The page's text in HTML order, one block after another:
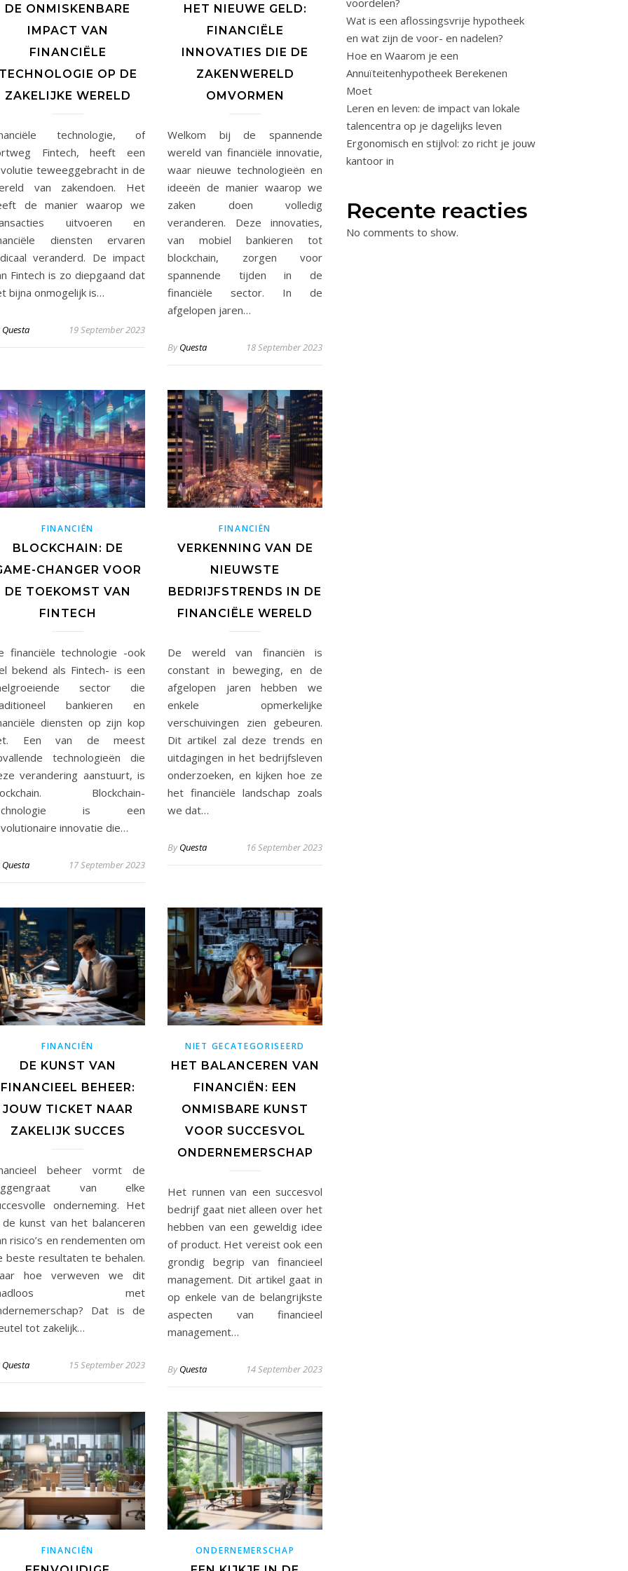
DE ONMISKENBARE
IMPACT VAN
FINANCIËLE
OP DE
ZAKELIJKE WERELD
technologie, of
Fintech, heeft een
teweeggebracht in de
van zakendoen. Het
de manier waarop we
uitvoeren en
diensten ervaren
veranderd. De impact
Fintech is zo diepgaand dat
bijna onmogelijk is…
Questa 19 September 2023
HET NIEUWE GELD:
FINANCIËLE
INNOVATIES DIE DE
ZAKENWERELD
OMVORMEN
Welkom bij de spannende
wereld van financiële innovatie,
waar nieuwe technologieën en
ideeën de manier waarop we
zaken doen volledig
veranderen. Deze innovaties,
van mobiel bankieren tot
blockchain, zorgen voor
spannende tijden in de
financiële sector. In de
afgelopen jaren…
ByQuesta 18 September 2023
FINANCIËN
BLOCKCHAIN: DE
CHANGER VOOR
DE TOEKOMST VAN
FINTECH
financiële technologie -ook
bekend als Fintech- is een
sector die
bankieren en
diensten op zijn kop
Een van de meest
technologieën die
verandering aanstuurt, is
Blockchain-
is een
innovatie die…
Questa 17 September 2023
FINANCIËN
VERKENNING VAN DE
NIEUWSTE
BEDRIJFSTRENDS IN DE
FINANCIËLE WERELD
De wereld van financiën is
constant in beweging, en de
afgelopen jaren hebben we
enkele opmerkelijke
verschuivingen zien gebeuren.
Dit artikel zal deze trends en
uitdagingen in het bedrijfsleven
onderzoeken, en kijken hoe ze
het financiële landschap zoals
we dat…
ByQuesta 16 September 2023
FINANCIËN
DE KUNST VAN
FINANCIEEL BEHEER:
JOUW TICKET NAAR
ZAKELIJK SUCCES
beheer vormt de
van elke
onderneming. Het
kunst van het balanceren
risico’s en rendementen om
beste resultaten te behalen.
hoe verweven we dit
met
Dat is de
tot zakelijk…
Questa 15 September 2023
NIET GECATEGORISEERD
HET BALANCEREN VAN
FINANCIËN: EEN
ONMISBARE KUNST
VOOR SUCCESVOL
ONDERNEMERSCHAP
Het runnen van een succesvol
bedrijf gaat niet alleen over het
hebben van een geweldig idee
of product. Het vereist ook een
grondig begrip van financieel
management. Dit artikel gaat in
op enkele van de belangrijkste
aspecten van financieel
management…
ByQuesta 14 September 2023
FINANCIËN ONDERNEMERSCHAP
voordelen?
Wat is een aflossingsvrije hypotheek
en wat zijn de voor- en nadelen?
Hoe en Waarom je een
Annuïteitenhypotheek Berekenen
Moet
Leren en leven: de impact van lokale
talencentra op je dagelijks leven
Ergonomisch en stijlvol: zo richt je jouw
kantoor in
Recente reacties
No comments to show.